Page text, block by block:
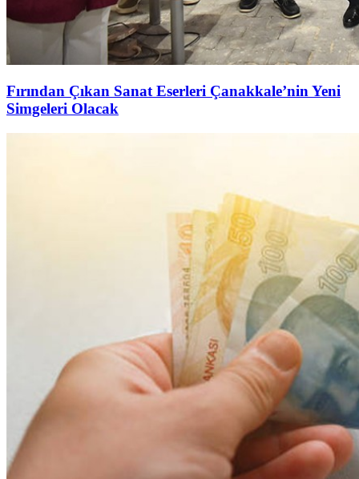
Fırından Çıkan Sanat Eserleri Çanakkale’nin Yeni
Simgeleri Olacak